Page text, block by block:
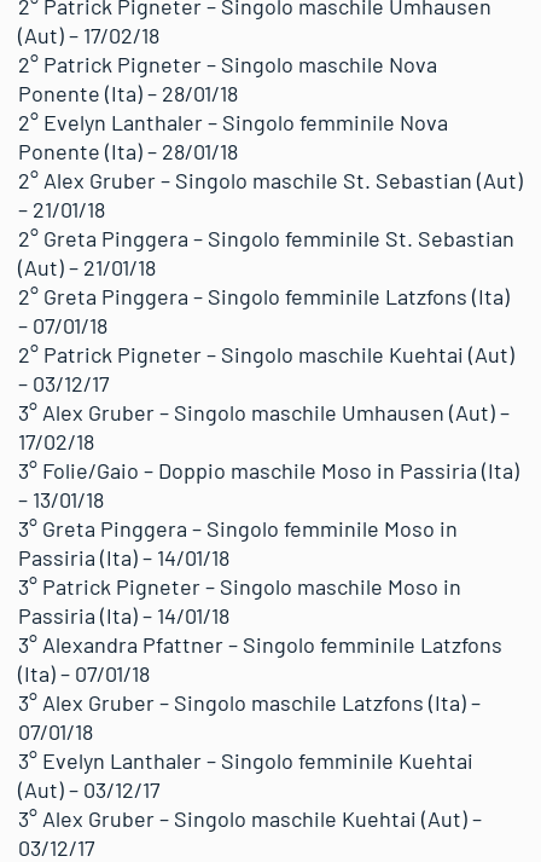
2° Patrick Pigneter – Singolo maschile Umhausen
(Aut) – 17/02/18
2° Patrick Pigneter – Singolo maschile Nova
Ponente (Ita) – 28/01/18
2° Evelyn Lanthaler – Singolo femminile Nova
Ponente (Ita) – 28/01/18
2° Alex Gruber – Singolo maschile St. Sebastian (Aut)
– 21/01/18
2° Greta Pinggera – Singolo femminile St. Sebastian
(Aut) – 21/01/18
2° Greta Pinggera – Singolo femminile Latzfons (Ita)
– 07/01/18
2° Patrick Pigneter – Singolo maschile Kuehtai (Aut)
– 03/12/17
3° Alex Gruber – Singolo maschile Umhausen (Aut) –
17/02/18
3° Folie/Gaio – Doppio maschile Moso in Passiria (Ita)
– 13/01/18
3° Greta Pinggera – Singolo femminile Moso in
Passiria (Ita) – 14/01/18
3° Patrick Pigneter – Singolo maschile Moso in
Passiria (Ita) – 14/01/18
3° Alexandra Pfattner – Singolo femminile Latzfons
(Ita) – 07/01/18
3° Alex Gruber – Singolo maschile Latzfons (Ita) –
07/01/18
3° Evelyn Lanthaler – Singolo femminile Kuehtai
(Aut) – 03/12/17
3° Alex Gruber – Singolo maschile Kuehtai (Aut) –
03/12/17